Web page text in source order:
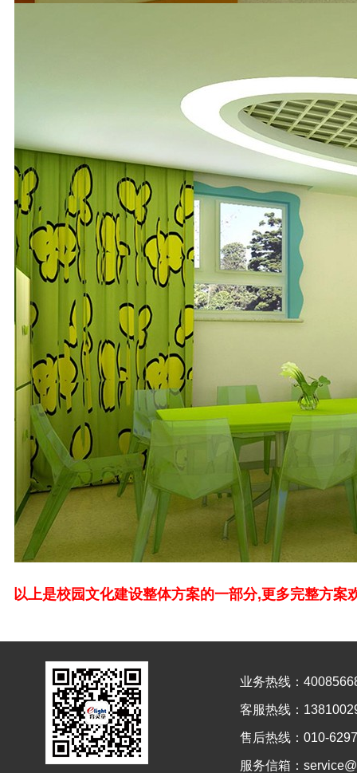
以上是校园文化建设整体方案的一部分,更多完整方案
业务热线：
客服热线：
售后热线：010-
服务信箱：